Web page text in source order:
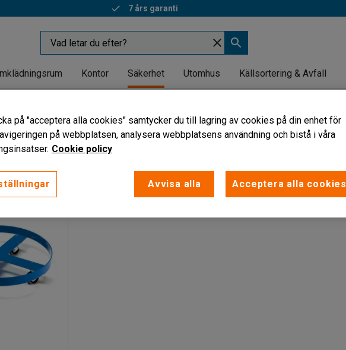
7 års garanti
Kontor Säkerhet Utomhus Källsortering & Avfall
Antal fat Maxbelastning
på "acceptera alla cookies" samtycker du till lagring av cookies på din enhet för
på webbplatsen, analysera webbplatsens användning och bistå i våra
Cookie policy
Avvisa alla Acceptera alla cookies